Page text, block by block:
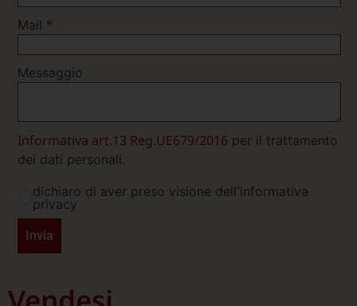
Mail *
Messaggio
Informativa art.13 Reg.UE679/2016 per il trattamento
dei dati personali.
dichiaro di aver preso visione dell'informativa
privacy
Invia